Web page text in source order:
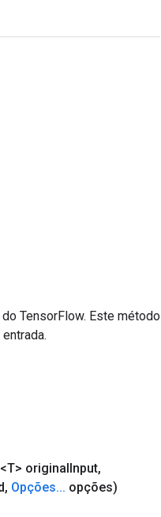
TensorFlow. Este método
<T> originalInput,
, Opções... opções)